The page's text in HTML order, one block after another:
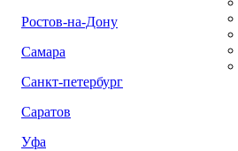
Ростов-на-Дону
Самара
Санкт-петербург
Саратов
Уфа